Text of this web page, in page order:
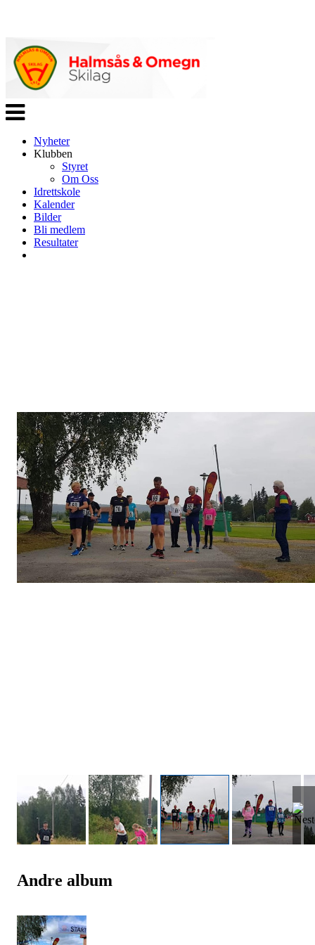
Veksle
navigasjon
Nyheter
Klubben
Styret
Om Oss
Idrettskole
Kalender
Bilder
Bli medlem
Resultater
Andre album